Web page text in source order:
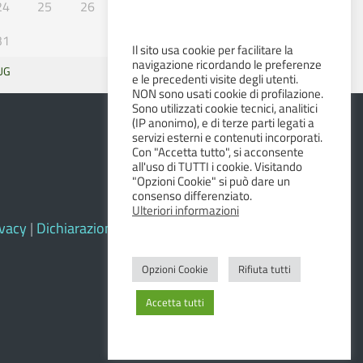
25 26
SET »
| Dichiarazione di accessibilità e feedback
Il sito usa cookie per facilitare la
navigazione ricordando le preferenze
e le precedenti visite degli utenti.
NON sono usati cookie di profilazione.
Sono utilizzati cookie tecnici, analitici
(IP anonimo), e di terze parti legati a
servizi esterni e contenuti incorporati.
Con "Accetta tutto", si acconsente
all'uso di TUTTI i cookie. Visitando
"Opzioni Cookie" si può dare un
consenso differenziato.
Ulteriori informazioni
Opzioni Cookie Rifiuta tutti
Accetta tutti